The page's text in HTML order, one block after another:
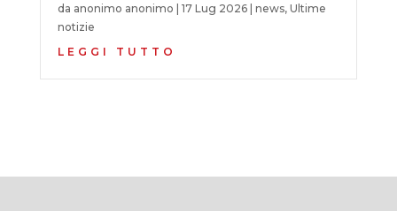
da anonimo anonimo | 17 Lug 2026| news, Ultime
notizie
LEGGI TUTTO